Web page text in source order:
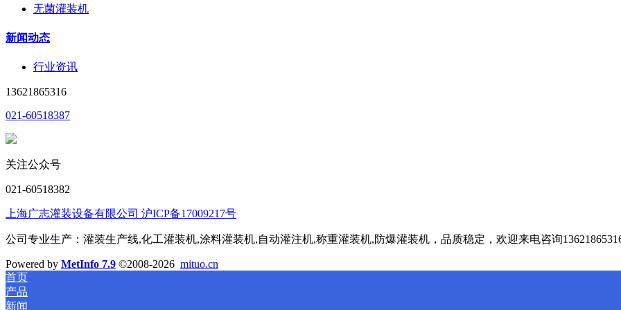
无菌灌装机
新闻动态
行业资讯
13621865316
021-60518387
关注公众号
021-60518382
上海广志灌装设备有限公司 沪ICP备17009217号
公司专业生产：灌装生产线,化工灌装机,涂料灌装机,自动灌注机,称重灌装机,防爆灌装机，品质稳定，欢迎来电咨询
Powered by MetInfo 7.9 ©2008-2026 mituo.cn
首页
产品
新闻